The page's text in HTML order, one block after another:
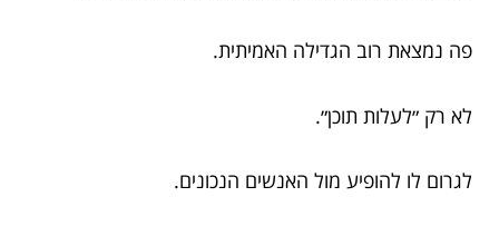
פה נמצאת רוב הגדילה האמיתית.
לא רק ״לעלות תוכן״.
לגרום לו להופיע מול האנשים הנכונים.